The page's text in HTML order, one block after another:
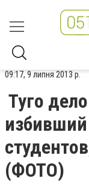
09:17, 9 липня 2013 р.
Туго
(ФОТО)